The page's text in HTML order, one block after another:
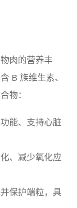
肉的营养丰
B 族维生素、
物：
能、支持心脏
、减少氧化应
保护端粒，具